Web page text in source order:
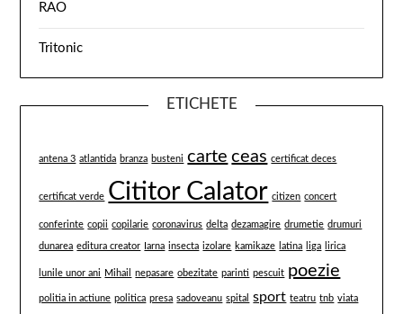
RAO
Tritonic
ETICHETE
antena 3 atlantida branza busteni carte ceas certificat deces
certificat verde Cititor Calator citizen concert
conferinte copii copilarie coronavirus delta dezamagire drumetie drumuri
dunarea editura creator Iarna insecta izolare kamikaze latina liga lirica
lunile unor ani Mihail nepasare obezitate parinti pescuit poezie
politia in actiune politica presa sadoveanu spital sport teatru tnb viata